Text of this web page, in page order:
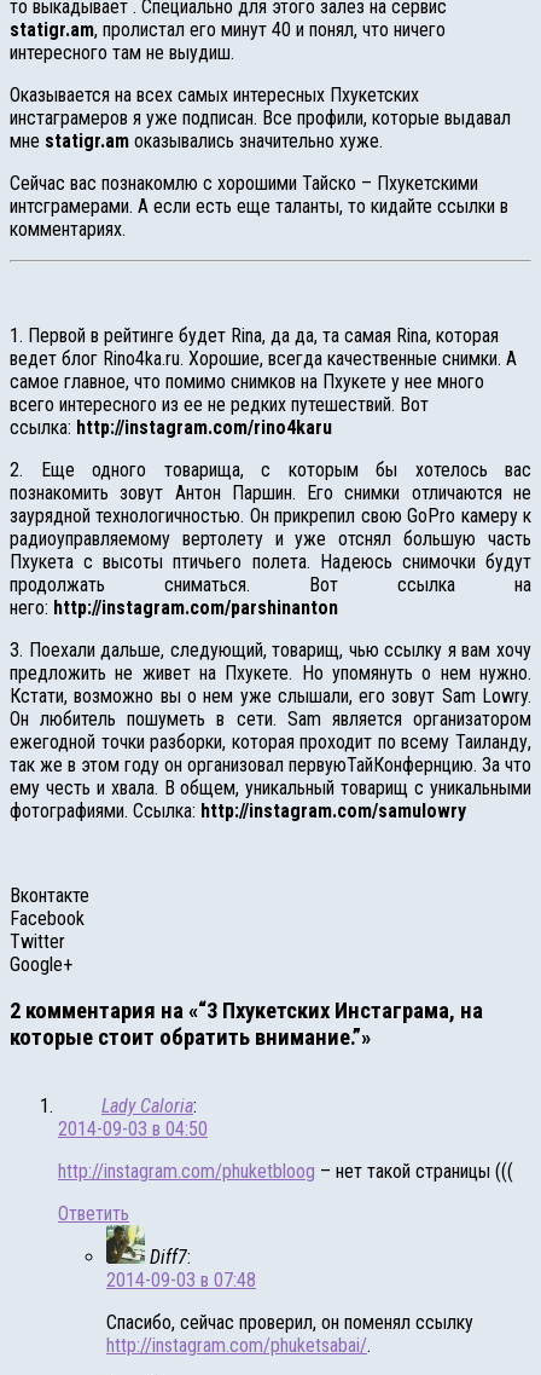
то выкадывает . Специально для этого залез на сервис
statigr.am, пролистал его минут 40 и понял, что ничего
интересного там не выудиш.
Оказывается на всех самых интересных Пхукетских
инстаграмеров я уже подписан. Все профили, которые выдавал
мне statigr.am оказывались значительно хуже.
Сейчас вас познакомлю с хорошими Тайско – Пхукетскими
интсграмерами. А если есть еще таланты, то кидайте ссылки в
комментариях.
1. Первой в рейтинге будет Rina, да да, та самая Rina, которая
ведет блог Rino4ka.ru. Хорошие, всегда качественные снимки. А
самое главное, что помимо снимков на Пхукете у нее много
всего интересного из ее не редких путешествий. Вот
ссылка: http://instagram.com/rino4karu
2. Еще одного товарища, с которым бы хотелось вас
познакомить зовут Антон Паршин. Его снимки отличаются не
заурядной технологичностью. Он прикрепил свою GoPro камеру к
радиоуправляемому вертолету и уже отснял большую часть
Пхукета с высоты птичьего полета. Надеюсь снимочки будут
продолжать сниматься. Вот ссылка на
него: http://instagram.com/parshinanton
3. Поехали дальше, следующий, товарищ, чью ссылку я вам хочу
предложить не живет на Пхукете. Но упомянуть о нем нужно.
Кстати, возможно вы о нем уже слышали, его зовут Sam Lowry.
Он любитель пошуметь в сети. Sam является организатором
ежегодной точки разборки, которая проходит по всему Таиланду,
так же в этом году он организовал первуюТайКонфернцию. За что
ему честь и хвала. В общем, уникальный товарищ с уникальными
фотографиями. Ссылка: http://instagram.com/samulowry
Вконтакте
Facebook
Twitter
Google+
2 комментария на «“3 Пхукетских Инстаграма, на
которые стоит обратить внимание.”»
Lady Caloria:
2014-09-03 в 04:50
http://instagram.com/phuketbloog – нет такой страницы (((
Ответить
Diff7:
2014-09-03 в 07:48
Cпасибо, сейчас проверил, он поменял ссылку
http://instagram.com/phuketsabai/.